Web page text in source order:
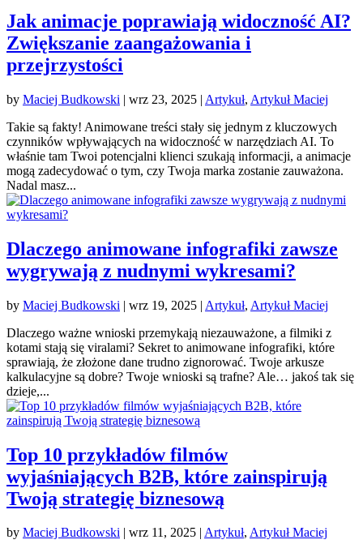
Jak animacje poprawiają widoczność AI?
Zwiększanie zaangażowania i
przejrzystości
by Maciej Budkowski | wrz 23, 2025 | Artykuł, Artykuł Maciej
Takie są fakty! Animowane treści stały się jednym z kluczowych
czynników wpływających na widoczność w narzędziach AI. To
właśnie tam Twoi potencjalni klienci szukają informacji, a animacje
mogą zadecydować o tym, czy Twoja marka zostanie zauważona.
Nadal masz...
Dlaczego animowane infografiki zawsze
wygrywają z nudnymi wykresami?
by Maciej Budkowski | wrz 19, 2025 | Artykuł, Artykuł Maciej
Dlaczego ważne wnioski przemykają niezauważone, a filmiki z
kotami stają się viralami? Sekret to animowane infografiki, które
sprawiają, że złożone dane trudno zignorować. Twoje arkusze
kalkulacyjne są dobre? Twoje wnioski są trafne? Ale… jakoś tak się
dzieje,...
Top 10 przykładów filmów
wyjaśniających B2B, które zainspirują
Twoją strategię biznesową
by Maciej Budkowski | wrz 11, 2025 | Artykuł, Artykuł Maciej